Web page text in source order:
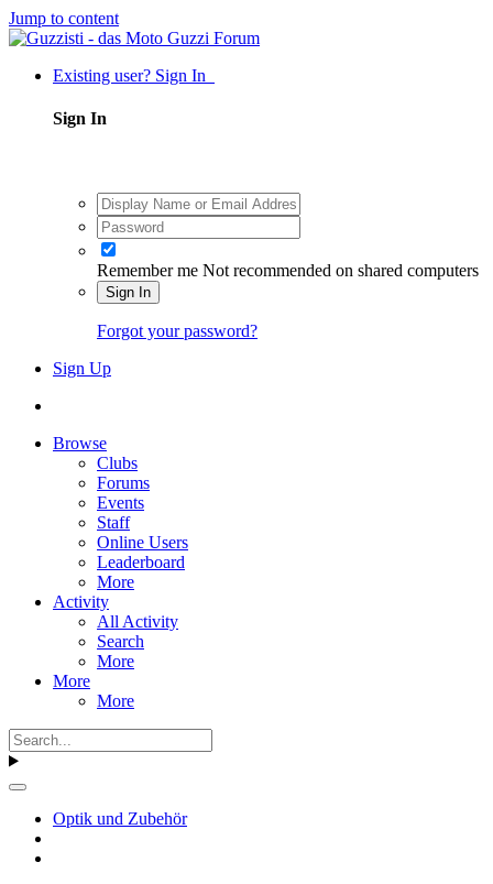
Jump to content
Existing user? Sign In
Sign In
Remember me Not recommended on shared computers
Sign In
Forgot your password?
Sign Up
Browse
Clubs
Forums
Events
Staff
Online Users
Leaderboard
More
Activity
All Activity
Search
More
More
More
Optik und Zubehör